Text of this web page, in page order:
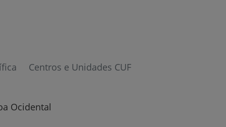
Centros e Unidades CUF
Ocidental